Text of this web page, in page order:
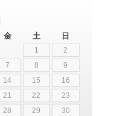
金 土 日
1
2
7 8
9
14 15
16
21 22
23
28 29
30